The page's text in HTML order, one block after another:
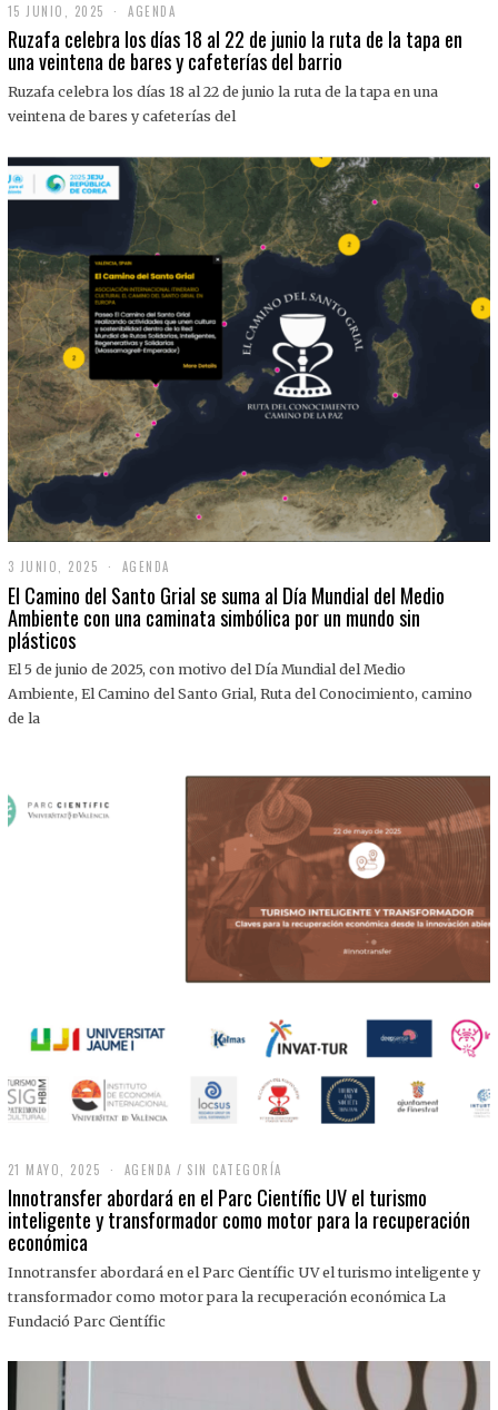
15 JUNIO, 2025
J
U
I
O
0
2
5
AGENDA
Ruzafa celebra los días 18 al 22 de junio la ruta de la tapa en
una veintena de bares y cafeterías del barrio
Ruzafa celebra los días 18 al 22 de junio la ruta de la tapa en una
veintena de bares y cafeterías del
3 JUNIO, 2025
J
U
N
,
0
AGENDA
El Camino del Santo Grial se suma al Día Mundial del Medio
Ambiente con una caminata simbólica por un mundo sin
plásticos
El 5 de junio de 2025, con motivo del Día Mundial del Medio
Ambiente, El Camino del Santo Grial, Ruta del Conocimiento, camino
de la
21 MAYO, 2025
M
A
Y
,
0
2
AGENDA / SIN CATEGORÍA
Innotransfer abordará en el Parc Científic UV el turismo
inteligente y transformador como motor para la recuperación
económica
Innotransfer abordará en el Parc Científic UV el turismo inteligente y
transformador como motor para la recuperación económica La
Fundació Parc Científic